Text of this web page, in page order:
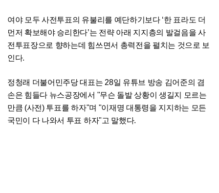
여야 모두 사전투표의 유불리를 예단하기보다 ‘한 표라도 더
먼저 확보해야 승리한다’는 전략 아래 지지층의 발걸음을 사
전투표장으로 향하는데 힘쓰면서 총력전을 펼치는 것으로 보
인다.
정청래 더불어민주당 대표는 28일 유튜브 방송 김어준의 겸
손은 힘들다 뉴스공장에서 "무슨 돌발 상황이 생길지 모르는
만큼 (사전) 투표를 하자"며 "이재명 대통령을 지지하는 모든
국민이 다 나와서 투표 하자"고 말했다.